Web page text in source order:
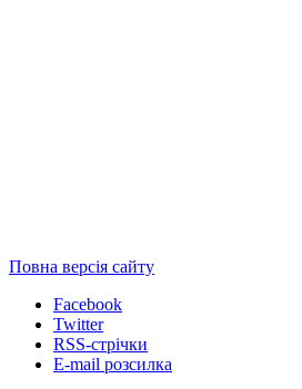
Повна версія сайту
Facebook
Twitter
RSS-стрічки
E-mail розсилка